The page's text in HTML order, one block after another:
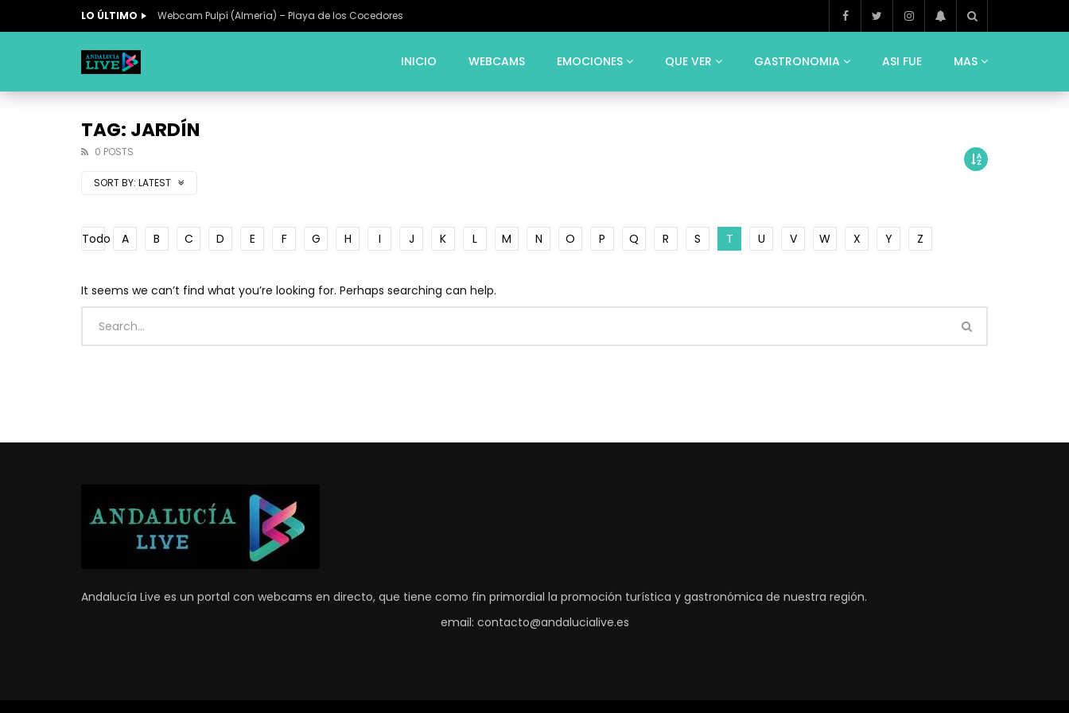
LO ÚLTIMO Webcam Pulpí (Almería) – Playa de los Cocedores
INICIO WEBCAMS EMOCIONES QUE VER GASTRONOMIA ASI FUE MAS
TAG: JARDÍN
0 POSTS
SORT BY: LATEST
Todo A B C D E F G H I J K L M N O P Q R S T U V W X Y Z
It seems we can’t find what you’re looking for. Perhaps searching can help.
Andalucía Live es un portal con webcams en directo, que tiene como fin primordial la promoción turística y gastronómica de nuestra región.
email: contacto@andalucialive.es